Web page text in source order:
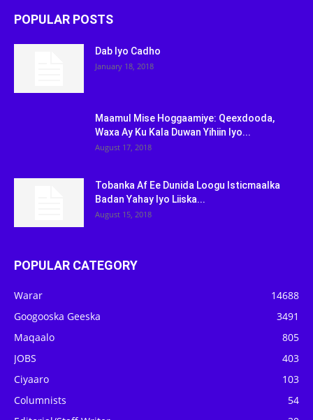
POPULAR POSTS
Dab Iyo Cadho
January 18, 2018
Maamul Mise Hoggaamiye: Qeexdooda,
Waxa Ay Ku Kala Duwan Yihiin Iyo...
August 17, 2018
Tobanka Af Ee Dunida Loogu Isticmaalka
Badan Yahay Iyo Liiska...
August 15, 2018
POPULAR CATEGORY
Warar
14688
Googooska Geeska
3491
Maqaalo
805
JOBS
403
Ciyaaro
103
Columnists
54